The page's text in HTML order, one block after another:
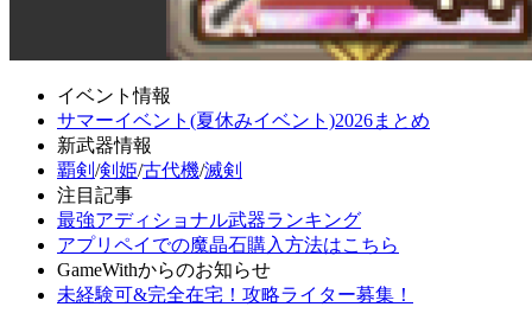
イベント情報
サマーイベント(夏休みイベント)2026まとめ
新武器情報
覇剣 /剣姫/古代機/滅剣
注目記事
最強アディショナル武器ランキング
アプリペイでの魔晶石購入方法はこちら
GameWithからのお知らせ
未経験可&完全在宅！攻略ライター募集！